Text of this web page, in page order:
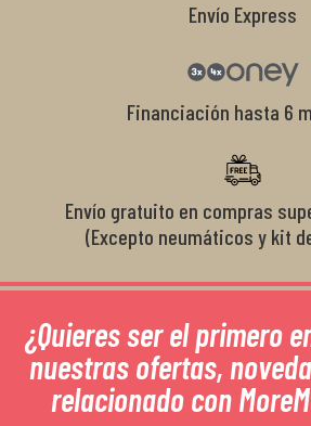
Envío Express
Financiación hasta 6
Envío gratuito en compras
(Excepto neumáticos y kit
¿Quieres ser el primero
nuestras ofertas,
relacionado con